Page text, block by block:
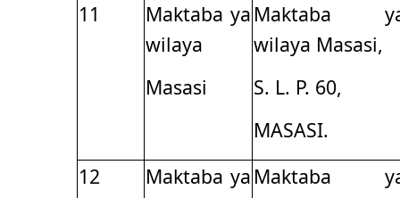
11
Maktaba ya
wilaya
Masasi
Maktaba
wilaya Masasi,
S. L. P. 60,
MASASI.
12
Maktaba ya Maktaba